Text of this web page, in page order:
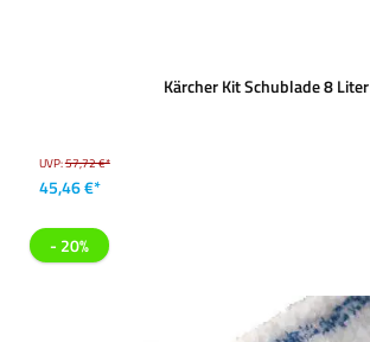
Kärcher Kit Schublade 8 Liter
UVP:57,72 €*
45,46 €*
- 20%